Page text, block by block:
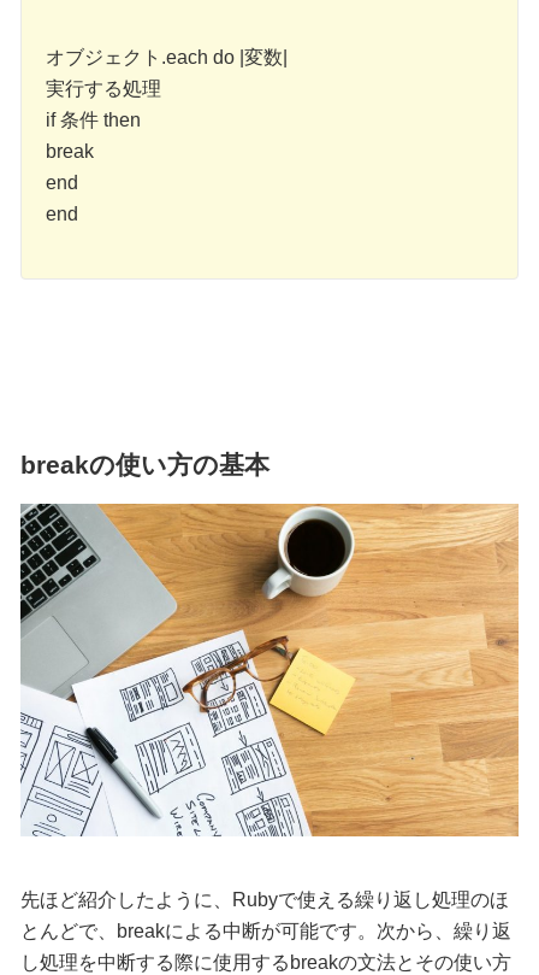
オブジェクト.each do |変数|
実行する処理
if 条件 then
break
end
end
breakの使い方の基本
先ほど紹介したように、Rubyで使える繰り返し処理のほ
とんどで、breakによる中断が可能です。次から、繰り返
し処理を中断する際に使用するbreakの文法とその使い方